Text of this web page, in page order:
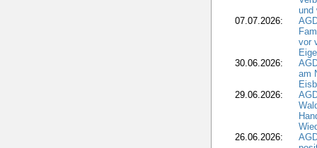
und
07.07.2026:
vor
30.06.2026:
am
29.06.2026:
26.06.2026: